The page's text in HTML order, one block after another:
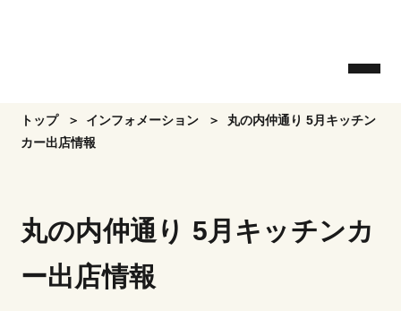
content
トップ インフォメーション
丸の内仲通り 5月キッチン
カー出店情報
丸の内仲通り 5月キッチンカ
ー出店情報